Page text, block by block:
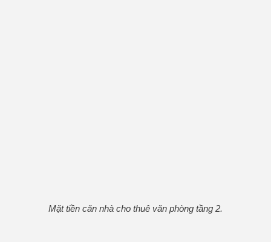
Mặt tiền căn nhà cho thuê văn phòng tầng 2.